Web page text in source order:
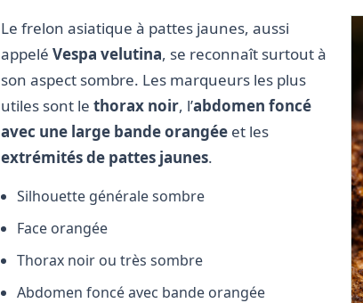
Le frelon asiatique à pattes jaunes, aussi
appelé Vespa velutina, se reconnaît surtout à
son aspect sombre. Les marqueurs les plus
utiles sont le thorax noir, l’abdomen foncé
avec une large bande orangée et les
extrémités de pattes jaunes.
Silhouette générale sombre
Face orangée
Thorax noir ou très sombre
Abdomen foncé avec bande orangée